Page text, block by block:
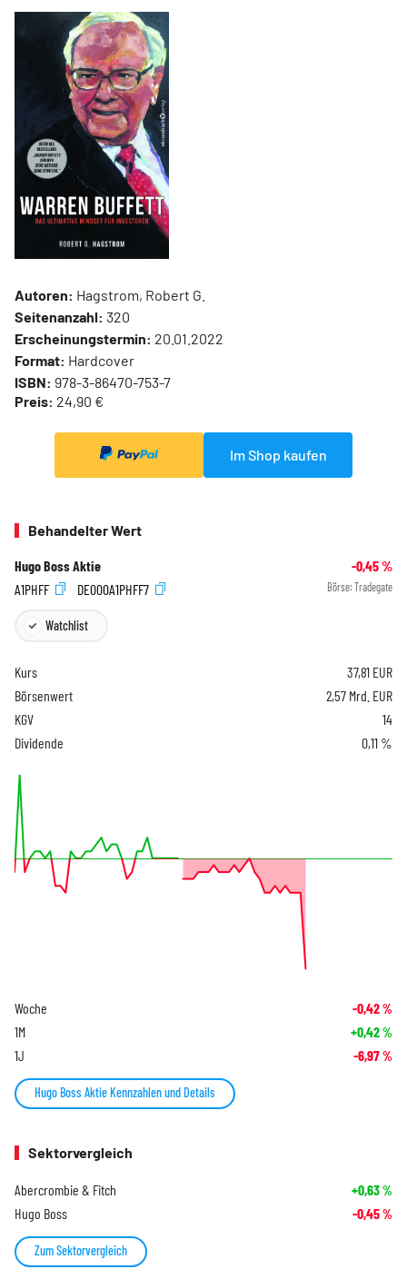
Autoren: Hagstrom, Robert G.
Seitenanzahl: 320
Erscheinungstermin: 20.01.2022
Format: Hardcover
ISBN: 978-3-86470-753-7
Preis: 24,90 €
Im Shop kaufen
Behandelter Wert
Hugo Boss Aktie -0,45%
A1PHFF
DE000A1PHFF7 Börse: Tradegate
Watchlist
Kurs 37,81 EUR
Börsenwert
2,57 Mrd. EUR
KGV
14
Dividende
0,11 %
Woche -0,42%
1M +0,42%
1J -6,97%
Hugo Boss Aktie Kennzahlen und Details
Sektorvergleich
Abercrombie & Fitch +0,63%
Hugo Boss -0,45%
Zum Sektorvergleich